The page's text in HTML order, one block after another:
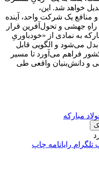
خواهد شد. این،
منافع یک شرکت واحد، آینده
جهشی و تحول‌آفرین قرار
به نمادی از «خودباوریِ
بدل می‌شود و الگویی قابل
فراهم می‌آورد تا مسیر
و دانش‌بنیان واقعی طی
مبارکه
تلگرام رایانامه چاپ